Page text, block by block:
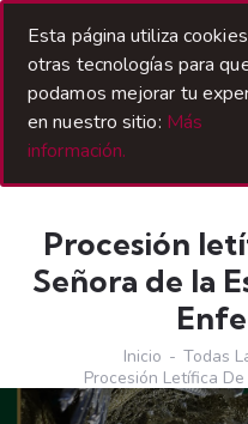
Procesión
Señora de la
Inicio Todas
Procesión Letífica
Esta página utiliza
otras tecnologías para
podamos mejorar tu
en nuestro sitio: Más
información.